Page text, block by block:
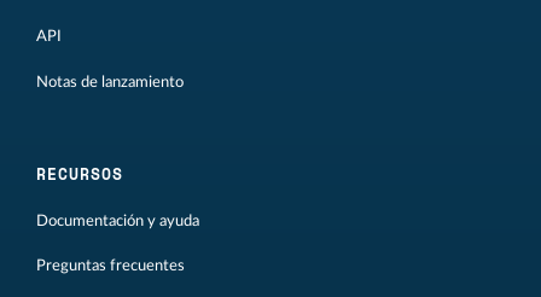
API
Notas de lanzamiento
RECURSOS
Documentación y ayuda
Preguntas frecuentes